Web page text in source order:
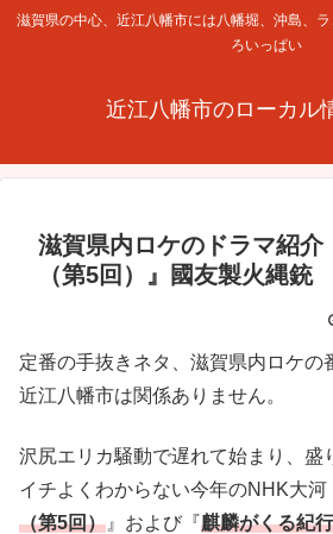
滋賀県の中心、近江八幡市には八幡堀、沖島、
ろいっぱい
近江八幡市のローカル
滋賀県内ロケのドラマ紹介
（第5回）』國友製火縄銃
定番の手抜きネタ、滋賀県内ロケの
近江八幡市は関係ありません。
沢尻エリカ騒動で遅れて始まり、盛
イチよくわからない今年のNHK大河
（第5回） 』および『麒麟がくる紀